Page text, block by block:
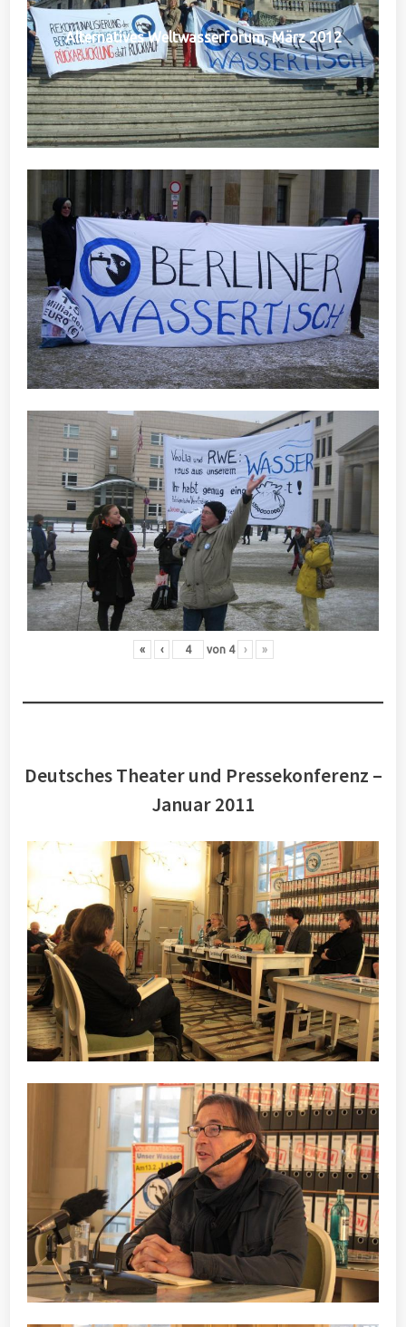
Alternatives Weltwasserforum, März 2012
« ‹ von 4 › »
Deutsches Theater und Pressekonferenz –
Januar 2011